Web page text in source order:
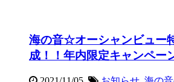
海の音☆オーシャンビュー
成！！年内限定キャンペー